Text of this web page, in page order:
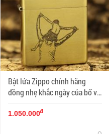
Bật lửa Zippo chính hãng
đồng nhẹ khắc ngày của bố vô
cùng ý nghĩa
1.050.000đ